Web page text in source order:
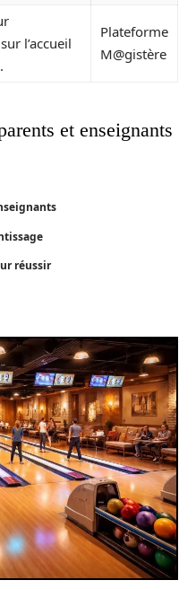
l’accueil
Plateforme
M@gistère
et enseignants
réussir